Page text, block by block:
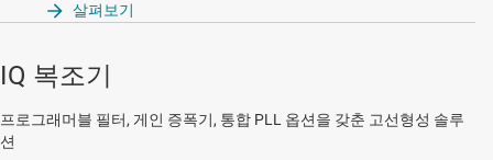
살펴보기
IQ 복조기
프로그래머블 필터, 게인 증폭기, 통합 PLL 옵션을 갖춘 고선형성 솔루
션